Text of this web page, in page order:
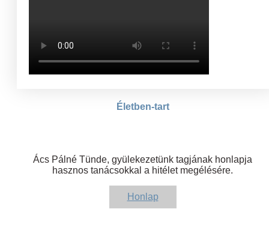
Életben-tart
Ács Pálné Tünde, gyülekezetünk tagjának honlapja
hasznos tanácsokkal a hitélet megélésére.
Honlap